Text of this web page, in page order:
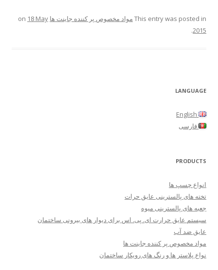
This entry was posted in مواد مخصوص پر کننده جاینت ها 18 May
2015
.
LANGUAGE
فارسی
PRODUCTS
انواع چسپ ها
تخته های پالسترینی عایق حرات
جعبه های پالسترینی میوه
سیستم عایق حرارت ای. پی. اس برای دیوار های بیرونی ساختمان
عایق ضد آب
مواد مخصوص پر کننده جاینت ها
نواع پلاستر ها و رنگ های رویکار ساختمان